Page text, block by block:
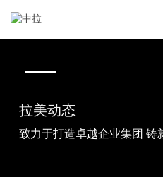
拉美动态
致力于打造卓越企业集团 铸